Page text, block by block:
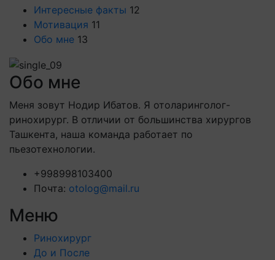
Интересные факты 12
Мотивация 11
Обо мне 13
Обо мне
Меня зовут Нодир Ибатов. Я отоларинголог-
ринохирург. В отличии от большинства хирургов
Ташкента, наша команда работает по
пьезотехнологии.
+998998103400
Почта: otolog@mail.ru
Меню
Ринохирург
До и После